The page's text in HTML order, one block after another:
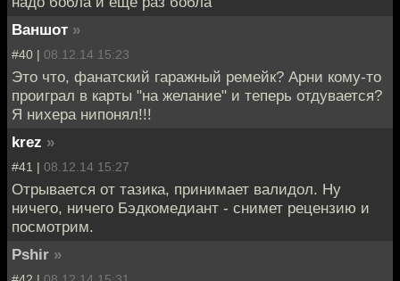
Ваншот »
#40 | 08.12.14 15:23
Это что, фанатский гаражный ремейк? Арни кому-то
проиграл в карты "на желание" и теперь отдувается?
Я нихера нипонял!!!
krez »
#41 | 08.12.14 15:27
Отрывается от тазика, принимает валидол. Ну
ничего, ничего Бэдкомедиант - снимет рецензию и
посмотрим.
Pshir »